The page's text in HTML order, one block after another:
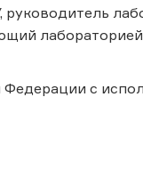
лабораторией
с